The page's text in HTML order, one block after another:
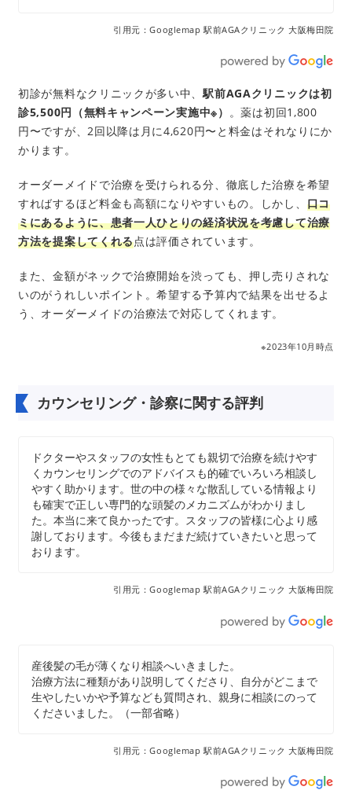
引用元：Googlemap 駅前AGAクリニック 大阪梅田院
初診が無料なクリニックが多い中、駅前AGAクリニックは初
診5,500円（無料キャンペーン実施中※） 。薬は初回1,800
円〜ですが、2回以降は月に4,620円〜と料金はそれなりにか
かります。
オーダーメイドで治療を受けられる分、徹底した治療を希望
すればするほど料金も高額になりやすいもの。しかし、 口コ
ミにあるように、患者一人ひとりの経済状況を考慮して治療
方法を提案してくれる点は評価されています。
また、金額がネックで治療開始を渋っても、押し売りされな
いのがうれしいポイント。希望する予算内で結果を出せるよ
う、オーダーメイドの治療法で対応してくれます。
※2023年10月時点
カウンセリング・診察に関する評判
ドクターやスタッフの女性もとても親切で治療を続けやす
くカウンセリングでのアドバイスも的確でいろいろ相談し
やすく助かります。世の中の様々な散乱している情報より
も確実で正しい専門的な頭髪のメカニズムがわかりまし
た。本当に来て良かったです。スタッフの皆様に心より感
謝しております。今後もまだまだ続けていきたいと思って
おります。
引用元：Googlemap 駅前AGAクリニック 大阪梅田院
産後髪の毛が薄くなり相談へいきました。
治療方法に種類があり説明してくださり、自分がどこまで
生やしたいかや予算なども質問され、親身に相談にのって
くださいました。（一部省略）
引用元：Googlemap 駅前AGAクリニック 大阪梅田院